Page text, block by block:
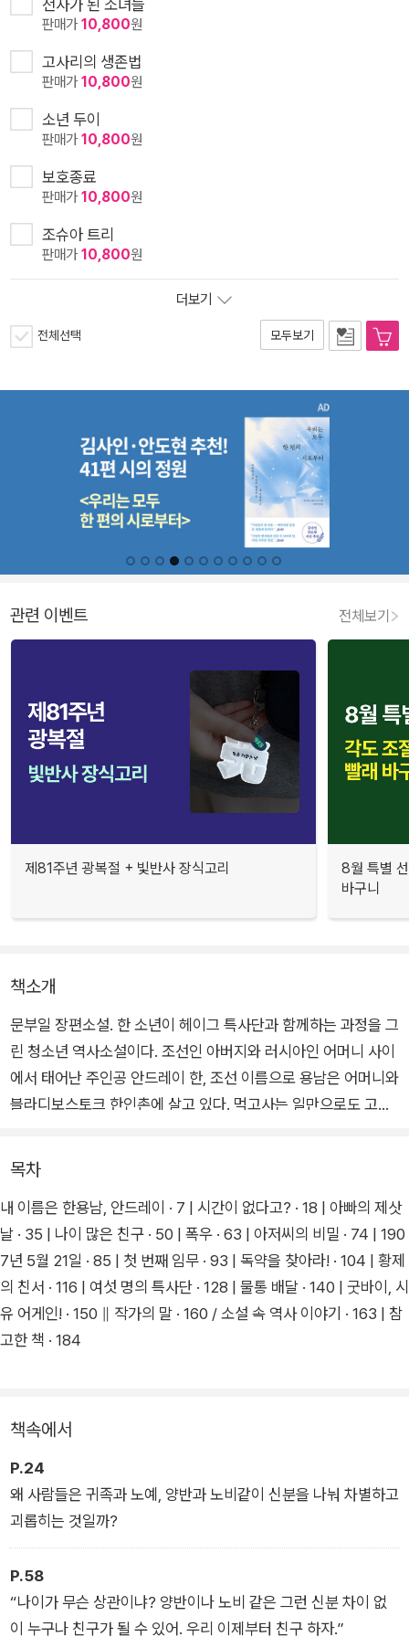
전사가 된 소녀들
판매가10,800원
고사리의 생존법
판매가10,800원
소년 두이
판매가10,800원
보호종료
판매가10,800원
조슈아 트리
판매가10,800원
더보기
전체선택 모두보기
관련 이벤트 전체보기
제81주년 광복절 + 빛반사 장식고리
8월 특별
바구니
책소개
문부일 장편소설. 한 소년이 헤이그 특사단과 함께하는 과정을 그
린 청소년 역사소설이다. 조선인 아버지와 러시아인 어머니 사이
에서 태어난 주인공 안드레이 한, 조선 이름으로 용남은 어머니와
블라디보스토크 한인촌에 살고 있다. 먹고사는 일만으로도 고달
을 만나면서 고종황제의 밀명을 받은 특사단과 인연을 맺게 된다.
총명한 용남을 눈여겨본 특사단은 용남에게 만국평화회의가 열
리는 네덜란드 헤이그로 함께 가자고 제안한다.
특사단의 활동을 함께하는 과정에서 용남은 역사와 민족에 대해
생각하고 스스로의 정체성을 깨달으며 능동적이며 주체적인 인
물로 성장한다. 2025년 올해는 광복 80주년이기도 하다. 작가는
이 작품을 통해 헤이그 특사단을 비롯한 수많은 애국 열사들의 숭
이그에서 타전된 일본의 신문기사들로 알차게 구성한 부록 지면
목차
내 이름은 한용남, 안드레이 · 7 | 시간이 없다고? · 18 | 아빠의 제삿
날 · 35 | 나이 많은 친구 · 50 | 폭우 · 63 | 아저씨의 비밀 · 74 | 190
7년 5월 21일 · 85 | 첫 번째 임무 · 93 | 독약을 찾아라! · 104 | 황제
의 친서 · 116 | 여섯 명의 특사단 · 128 | 물통 배달 · 140 | 굿바이, 시
유 어게인! · 150 ∥ 작가의 말 · 160 / 소설 속 역사 이야기 · 163 | 참
고한 책 · 184
책속에서
P.24
왜 사람들은 귀족과 노예, 양반과 노비같이 신분을 나눠 차별하고
괴롭히는 것일까?
P.58
“나이가 무슨 상관이냐? 양반이나 노비 같은 그런 신분 차이 없
이 누구나 친구가 될 수 있어. 우리 이제부터 친구 하자.”